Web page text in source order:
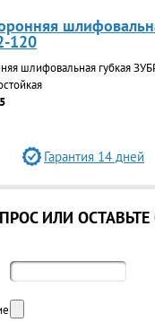
120
шлифовальная губкая
Гарантия 14 дней
ИЛИ